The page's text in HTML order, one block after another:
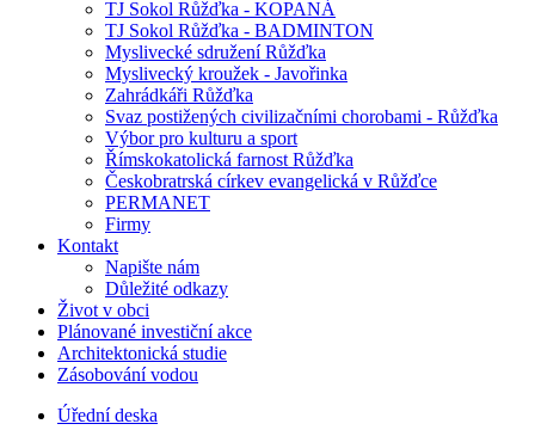
TJ Sokol Růžďka - KOPANÁ
TJ Sokol Růžďka - BADMINTON
Myslivecké sdružení Růžďka
Myslivecký kroužek - Javořinka
Zahrádkáři Růžďka
Svaz postižených civilizačními chorobami - Růžďka
Výbor pro kulturu a sport
Římskokatolická farnost Růžďka
Českobratrská církev evangelická v Růžďce
PERMANET
Firmy
Kontakt
Napište nám
Důležité odkazy
Život v obci
Plánované investiční akce
Architektonická studie
Zásobování vodou
Úřední deska